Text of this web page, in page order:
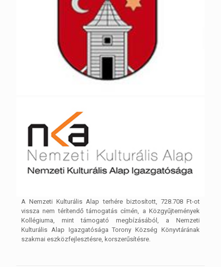
A Nemzeti Kulturális Alap terhére biztosított, 728.708 Ft-ot
vissza nem térítendő támogatás címén, a Közgyűjtemények
Kollégiuma, mint támogató megbízásából, a Nemzeti
Kulturális Alap Igazgatósága Torony Község Könyvtárának
szakmai eszközfejlesztésre, korszerűsítésre.